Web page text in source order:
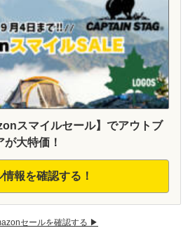
スマイルセール】でアウトブ
大特価！
報を確認する！
セールを確認する ▶︎